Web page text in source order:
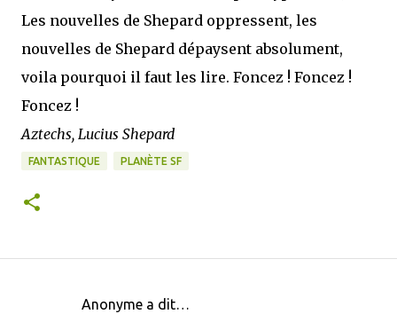
Les nouvelles de Shepard oppressent, les
nouvelles de Shepard dépaysent absolument,
voila pourquoi il faut les lire. Foncez ! Foncez !
Foncez !
Aztechs, Lucius Shepard
FANTASTIQUE PLANÈTE SF
Anonyme a dit…